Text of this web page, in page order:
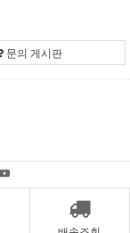
문의 게시판